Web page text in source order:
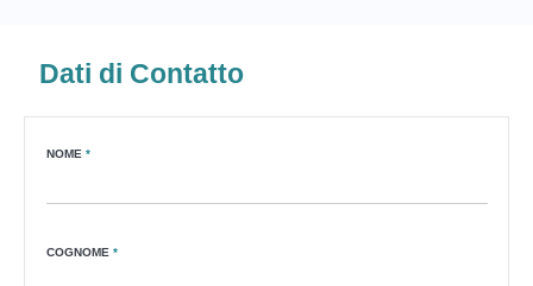
Dati di Contatto
NOME *
COGNOME *